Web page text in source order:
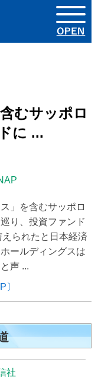
むサッポロ
に ...
」を含むサッポロ
り、投資ファンド
られたと日本経済
ールディングスは
声 ...
〕
社